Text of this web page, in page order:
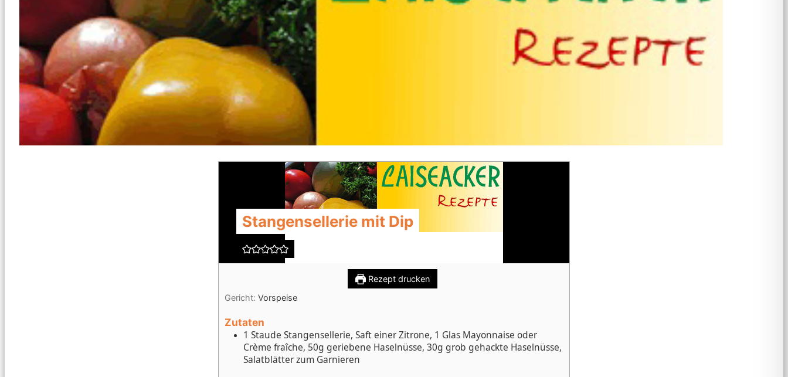
Stangensellerie mit Dip
Rezept drucken
Gericht: Vorspeise
Zutaten
1 Staude Stangensellerie, Saft einer Zitrone, 1 Glas Mayonnaise oder
Crème fraîche, 50g geriebene Haselnüsse, 30g grob gehackte Haselnüsse,
Salatblätter zum Garnieren